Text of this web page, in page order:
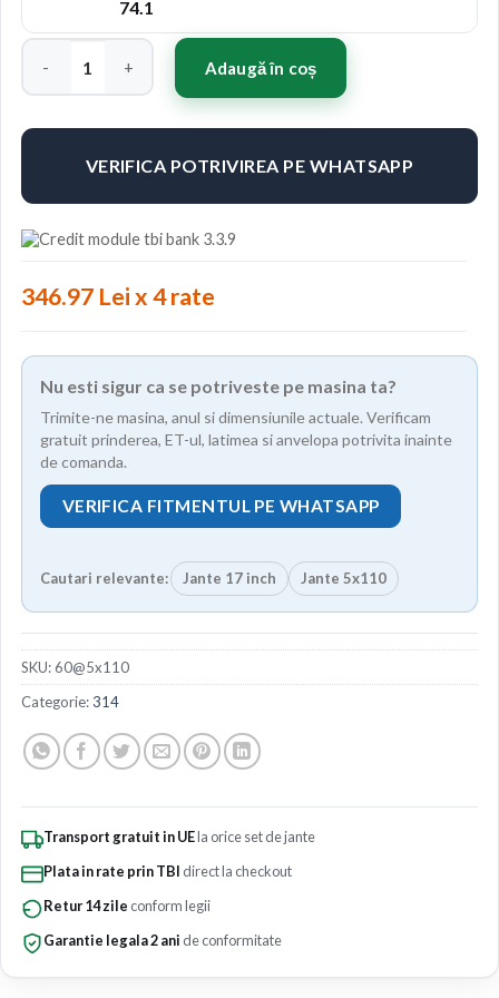
74.1
Cantitate Jante ABS 314 17"x7.5" ET38 Culoare SIL
Adaugă în coș
VERIFICA POTRIVIREA PE WHATSAPP
346.97 Lei x 4 rate
Nu esti sigur ca se potriveste pe masina ta?
Trimite-ne masina, anul si dimensiunile actuale. Verificam
gratuit prinderea, ET-ul, latimea si anvelopa potrivita inainte
de comanda.
VERIFICA FITMENTUL PE WHATSAPP
Cautari relevante: Jante 17 inch Jante 5x110
SKU:60@5x110
Categorie:314
Transport gratuit in UEla orice set de jante
Plata in rate prin TBI direct la checkout
Retur 14 zile conform legii
Garantie legala 2 ani de conformitate